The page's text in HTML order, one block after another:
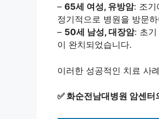
– 65세 여성, 유방암: 조기
정기적으로 병원을 방문
– 50세 남성, 대장암: 초기
이 완치되었습니다.
이러한 성공적인 치료 사
✅화순전남대병원 암센터